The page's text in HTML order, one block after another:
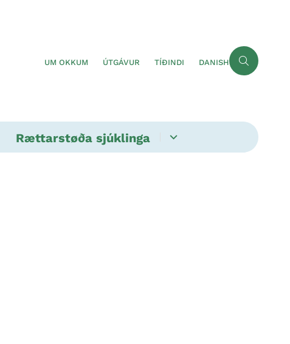
UM OKKUM ÚTGÁVUR TÍÐINDI DANISH
Rættarstøða sjúklinga